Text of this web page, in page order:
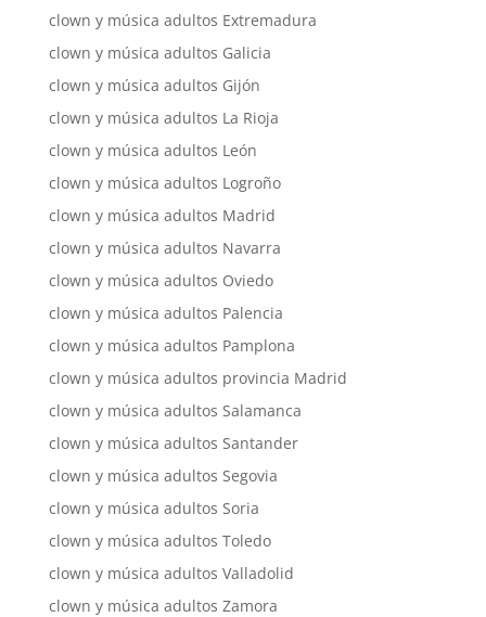
clown y música adultos Extremadura
clown y música adultos Galicia
clown y música adultos Gijón
clown y música adultos La Rioja
clown y música adultos León
clown y música adultos Logroño
clown y música adultos Madrid
clown y música adultos Navarra
clown y música adultos Oviedo
clown y música adultos Palencia
clown y música adultos Pamplona
clown y música adultos provincia Madrid
clown y música adultos Salamanca
clown y música adultos Santander
clown y música adultos Segovia
clown y música adultos Soria
clown y música adultos Toledo
clown y música adultos Valladolid
clown y música adultos Zamora